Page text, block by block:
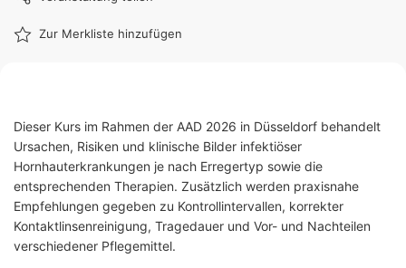
Zur Merkliste hinzufügen
Dieser Kurs im Rahmen der AAD 2026 in Düsseldorf behandelt
Ursachen, Risiken und klinische Bilder infektiöser
Hornhauterkrankungen je nach Erregertyp sowie die
entsprechenden Therapien. Zusätzlich werden praxisnahe
Empfehlungen gegeben zu Kontrollintervallen, korrekter
Kontaktlinsenreinigung, Tragedauer und Vor- und Nachteilen
verschiedener Pflegemittel.